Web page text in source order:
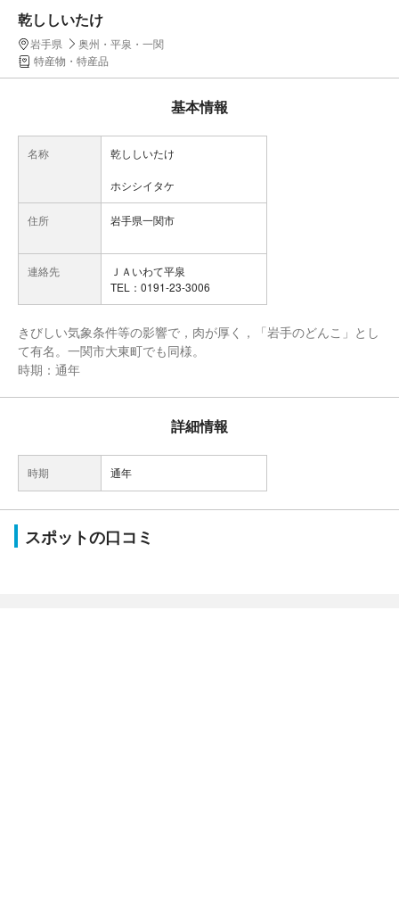
乾ししいたけ
岩手県
奥州・平泉・一関
特産物・特産品
基本情報
名称 乾ししいたけ
ホシシイタケ
住所 岩手県一関市
連絡先
ＪＡいわて平泉
TEL：0191-23-3006
きびしい気象条件等の影響で，肉が厚く，「岩手のどんこ」とし
て有名。一関市大東町でも同様。
時期：通年
詳細情報
時期 通年
スポットの口コミ